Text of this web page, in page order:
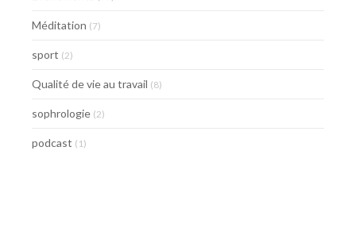
Méditation (7)
sport (2)
Qualité de vie au travail (8)
sophrologie (2)
podcast (1)